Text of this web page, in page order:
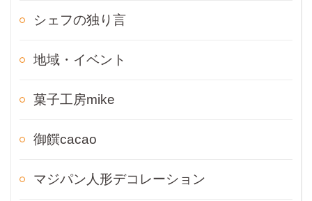
シェフの独り言
地域・イベント
菓子工房mike
御饌cacao
マジパン人形デコレーション